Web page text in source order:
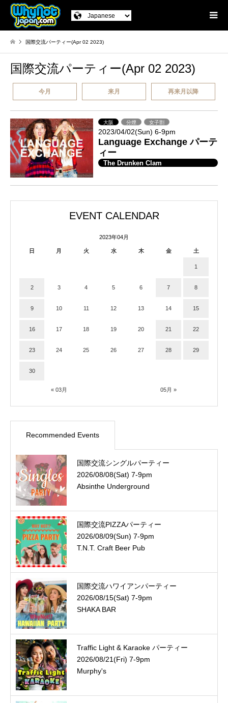
国際交流パーティー(Apr 02 2023)
国際交流パーティー(Apr 02 2023)
今月 来月 再来月以降
大阪 分煙 女子割
2023/04/02(Sun) 6-9pm
Language Exchange パーテ
ィー
The Drunken Clam
EVENT CALENDAR
2023年04月
日 月 火 水 木 金 土
« 03月 05月 »
1
2 3 4 5 6 7 8
9 10 11 12 13 14 15
16 17 18 19 20 21 22
23 24 25 26 27 28 29
30
Recommended Events
国際交流シングルパーティー
2026/08/08(Sat) 7-9pm
Absinthe Underground
国際交流PIZZAパーティー
2026/08/09(Sun) 7-9pm
T.N.T. Craft Beer Pub
国際交流ハワイアンパーティー
2026/08/15(Sat) 7-9pm
SHAKA BAR
Traffic Light & Karaoke パーティー
2026/08/21(Fri) 7-9pm
Murphy's